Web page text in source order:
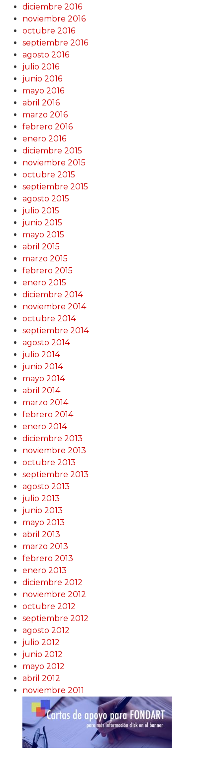
diciembre 2016
noviembre 2016
octubre 2016
septiembre 2016
agosto 2016
julio 2016
junio 2016
mayo 2016
abril 2016
marzo 2016
febrero 2016
enero 2016
diciembre 2015
noviembre 2015
octubre 2015
septiembre 2015
agosto 2015
julio 2015
junio 2015
mayo 2015
abril 2015
marzo 2015
febrero 2015
enero 2015
diciembre 2014
noviembre 2014
octubre 2014
septiembre 2014
agosto 2014
julio 2014
junio 2014
mayo 2014
abril 2014
marzo 2014
febrero 2014
enero 2014
diciembre 2013
noviembre 2013
octubre 2013
septiembre 2013
agosto 2013
julio 2013
junio 2013
mayo 2013
abril 2013
marzo 2013
febrero 2013
enero 2013
diciembre 2012
noviembre 2012
octubre 2012
septiembre 2012
agosto 2012
julio 2012
junio 2012
mayo 2012
abril 2012
noviembre 2011